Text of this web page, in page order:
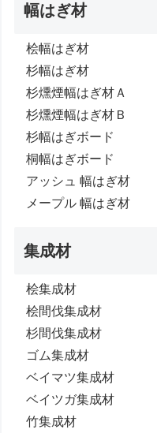
幅はぎ材
桧幅はぎ材
杉幅はぎ材
杉燻煙幅はぎ材Ａ
杉燻煙幅はぎ材Ｂ
杉幅はぎボード
桐幅はぎボード
アッシュ 幅はぎ材
メープル 幅はぎ材
集成材
桧集成材
桧間伐集成材
杉間伐集成材
ゴム集成材
ベイマツ集成材
ベイツガ集成材
竹集成材